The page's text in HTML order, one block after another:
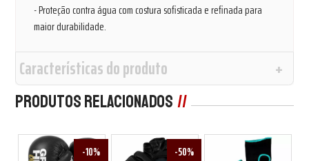
- Proteção contra água com costura sofisticada e refinada para
maior durabilidade.
Características do produto
Produtos Relacionados
-10% -50%